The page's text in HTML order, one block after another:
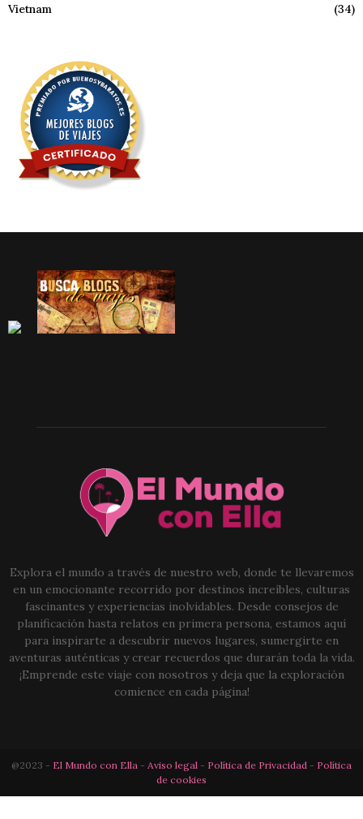
Vietnam
(34)
Explora el mundo a través de nuestro web, donde te llevaremos
en un emocionante recorrido por destinos increíbles, culturas
fascinantes y experiencias inolvidables. Desde consejos de
planificación hasta relatos en primera persona, estamos aquí
para inspirarte a descubrir nuevos lugares, sumergirte en
aventuras auténticas y crear recuerdos que durarán toda la vida.
¡Emprende este viaje con nosotros y deja que la exploración
comience en cada página!
@2023 - El Mundo con Ella - Aviso legal - Política de Privacidad - Política
de cookies